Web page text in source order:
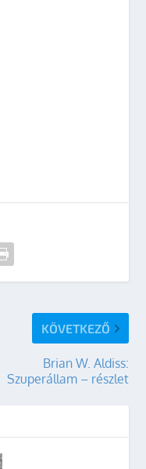
KÖVETKEZŐ
Brian W. Aldiss:
Szuperállam – részlet